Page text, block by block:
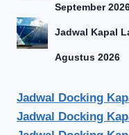
September
Jadwal Kapal
Agustus 2026
Jadwal Docking
Jadwal Docking